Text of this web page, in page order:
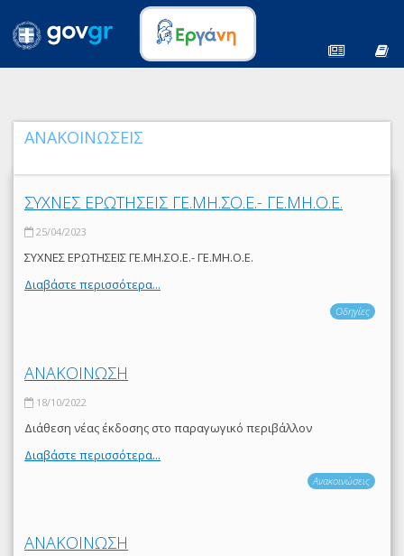
ΑΝΑΚΟΙΝΩΣΕΙΣ
ΣΥΧΝΕΣ ΕΡΩΤΗΣΕΙΣ ΓΕ.ΜΗ.ΣΟ.Ε.- ΓΕ.ΜΗ.Ο.Ε.
25/04/2023
ΣΥΧΝΕΣ ΕΡΩΤΗΣΕΙΣ ΓΕ.ΜΗ.ΣΟ.Ε.- ΓΕ.ΜΗ.Ο.Ε.
Διαβάστε περισσότερα...
Οδηγίες
ΑΝΑΚΟΙΝΩΣΗ
18/10/2022
Διάθεση νέας έκδοσης στο παραγωγικό περιβάλλον
Διαβάστε περισσότερα...
Ανακοινώσεις
ΑΝΑΚΟΙΝΩΣΗ